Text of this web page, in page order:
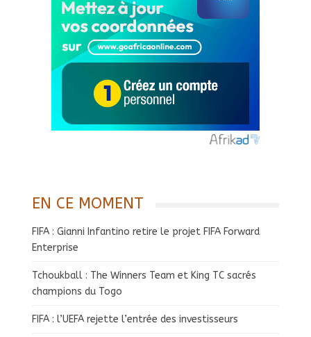
EN CE MOMENT
FIFA : Gianni Infantino retire le projet FIFA Forward
Enterprise
Tchoukball : The Winners Team et King TC sacrés
champions du Togo
FIFA : l’UEFA rejette l’entrée des investisseurs